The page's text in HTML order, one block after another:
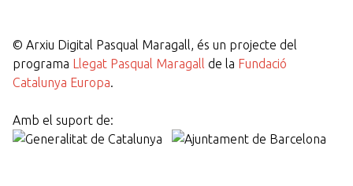
© Arxiu Digital Pasqual Maragall, és un projecte del
programa Llegat Pasqual Maragall de la Fundació
Catalunya Europa.
Amb el suport de: